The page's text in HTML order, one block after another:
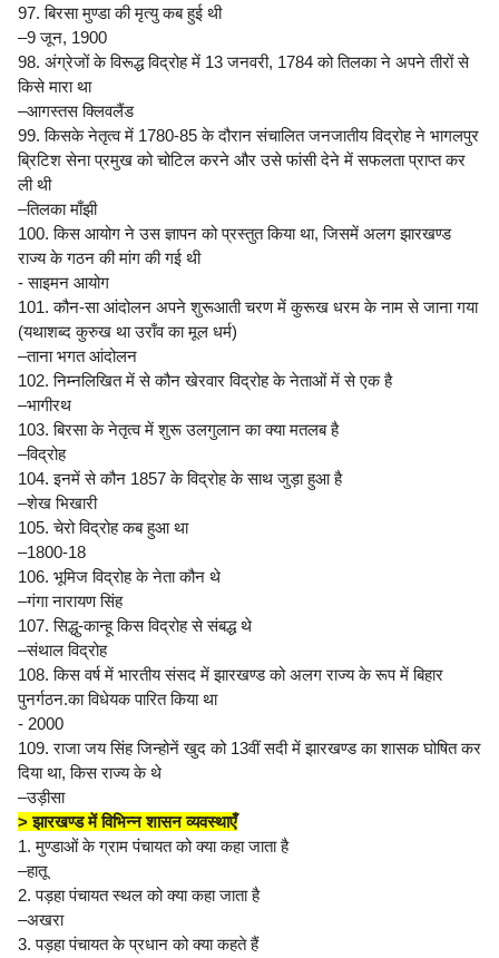
97. बिरसा मुण्डा की मृत्यु कब हुई थी
–9 जून, 1900
98. अंग्रेजों के विरूद्ध विद्रोह में 13 जनवरी, 1784 को तिलका ने अपने तीरों से
किसे मारा था
–आगस्तस क्लिवलैंड
99. किसके नेतृत्व में 1780-85 के दौरान संचालित जनजातीय विद्रोह ने भागलपुर
ब्रिटिश सेना प्रमुख को चोटिल करने और उसे फांसी देने में सफलता प्राप्त कर
ली थी
–तिलका माँझी
100. किस आयोग ने उस ज्ञापन को प्रस्तुत किया था, जिसमें अलग झारखण्ड
राज्य के गठन की मांग की गई थी
- साइमन आयोग
101. कौन-सा आंदोलन अपने शुरूआती चरण में कुरूख धरम के नाम से जाना गया
(यथाशब्द कुरुख था उराँव का मूल धर्म)
–ताना भगत आंदोलन
102. निम्नलिखित में से कौन खेरवार विद्रोह के नेताओं में से एक है
–भागीरथ
103. बिरसा के नेतृत्व में शुरू उलगुलान का क्या मतलब है
–विद्रोह
104. इनमें से कौन 1857 के विद्रोह के साथ जुड़ा हुआ है
–शेख भिखारी
105. चेरो विद्रोह कब हुआ था
–1800-18
106. भूमिज विद्रोह के नेता कौन थे
–गंगा नारायण सिंह
107. सिद्धु-कान्हू किस विद्रोह से संबद्ध थे
–संथाल विद्रोह
108. किस वर्ष में भारतीय संसद में झारखण्ड को अलग राज्य के रूप में बिहार
पुनर्गठन.का विधेयक पारित किया था
- 2000
109. राजा जय सिंह जिन्होनें खुद को 13वीं सदी में झारखण्ड का शासक घोषित कर
दिया था, किस राज्य के थे
–उड़ीसा
> झारखण्ड में विभिन्न शासन व्यवस्थाएँ
1. मुण्डाओं के ग्राम पंचायत को क्या कहा जाता है
–हातू
2. पड़हा पंचायत स्थल को क्या कहा जाता है
–अखरा
3. पड़हा पंचायत के प्रधान को क्या कहते हैं